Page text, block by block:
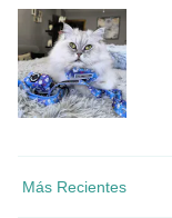
Sort by